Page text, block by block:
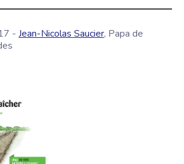
- Jean-Nicolas Saucier, Papa de